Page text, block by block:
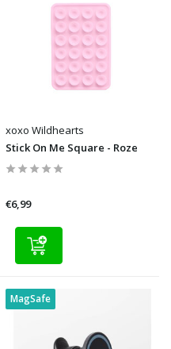
xoxo Wildhearts
Stick On Me Square - Roze
€6,99
MagSafe